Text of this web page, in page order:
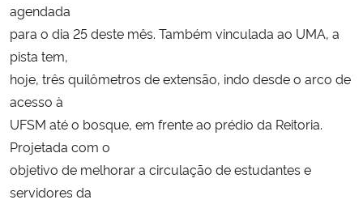
agendada
para o dia 25 deste mês. Também vinculada ao UMA, a
pista tem,
hoje, três quilômetros de extensão, indo desde o arco de
acesso à
UFSM até o bosque, em frente ao prédio da Reitoria.
Projetada com o
objetivo de melhorar a circulação de estudantes e
servidores da